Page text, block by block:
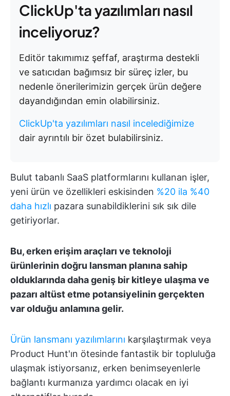
ClickUp'ta yazılımları nasıl
inceliyoruz?
Editör takımımız şeffaf, araştırma destekli
ve satıcıdan bağımsız bir süreç izler, bu
nedenle önerilerimizin gerçek ürün değere
dayandığından emin olabilirsiniz.
ClickUp'ta yazılımları nasıl incelediğimize
dair ayrıntılı bir özet bulabilirsiniz.
Bulut tabanlı SaaS platformlarını kullanan işler,
yeni ürün ve özellikleri eskisinden %20 ila %40
daha hızlı pazara sunabildiklerini sık sık dile
getiriyorlar.
Bu, erken erişim araçları ve teknoloji
ürünlerinin doğru lansman planına sahip
olduklarında daha geniş bir kitleye ulaşma ve
pazarı altüst etme potansiyelinin gerçekten
var olduğu anlamına gelir.
Ürün lansmanı yazılımlarını karşılaştırmak veya
Product Hunt'ın ötesinde fantastik bir topluluğa
ulaşmak istiyorsanız, erken benimseyenlerle
bağlantı kurmanıza yardımcı olacak en iyi